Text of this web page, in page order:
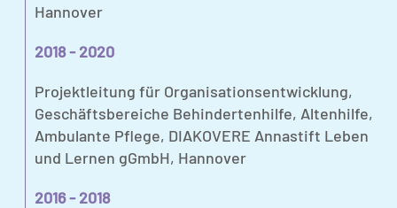
Hannover
2018 - 2020
Projektleitung für Organisationsentwicklung,
Geschäftsbereiche Behindertenhilfe, Altenhilfe,
Ambulante Pflege, DIAKOVERE Annastift Leben
und Lernen gGmbH, Hannover
2016 - 2018